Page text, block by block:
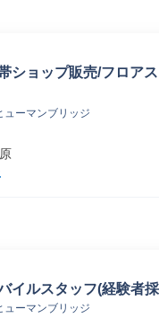
ショップ販売/フロア
ューマンブリッジ
イルスタッフ(経験者
ューマンブリッジ